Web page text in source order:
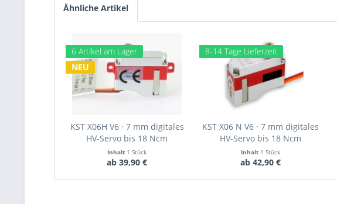
Ähnliche Artikel
6 Artikel am Lager
NEU
KST X06H V6 · 7 mm digitales
HV-Servo bis 18 Ncm
Inhalt 1 Stück
ab 39,90 €
8-14 Tage Lieferzeit
KST X06 N V6 · 7 mm digitales
HV-Servo bis 18 Ncm
Inhalt 1 Stück
ab 42,90 €